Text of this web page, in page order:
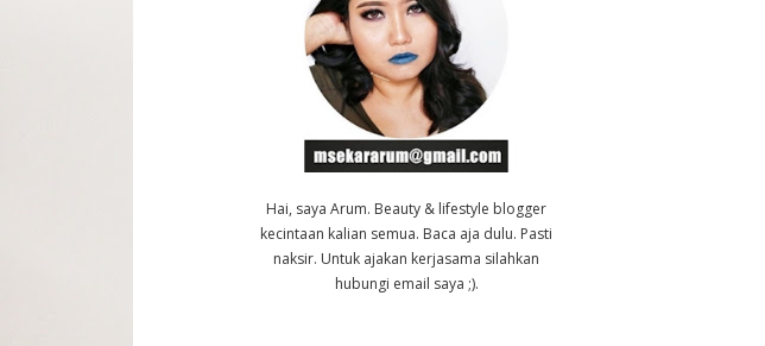
Hai, saya Arum. Beauty & lifestyle blogger
kecintaan kalian semua. Baca aja dulu. Pasti
naksir. Untuk ajakan kerjasama silahkan
hubungi email saya ;).